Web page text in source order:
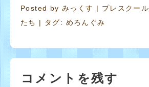
Posted byみっくす | プレスクール
たち | タグ: めろんぐみ
コメントを残す